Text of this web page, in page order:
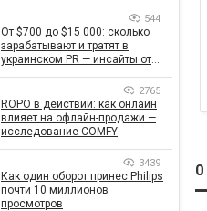
0
544
От $700 до $15 000: сколько
зарабатывают и тратят в
украинском PR — инсайты от
2765
ROPO в действии: как онлайн
влияет на офлайн-продажи —
исследование COMFY
3439
Как один оборот принес Philips
почти 10 миллионов
просмотров